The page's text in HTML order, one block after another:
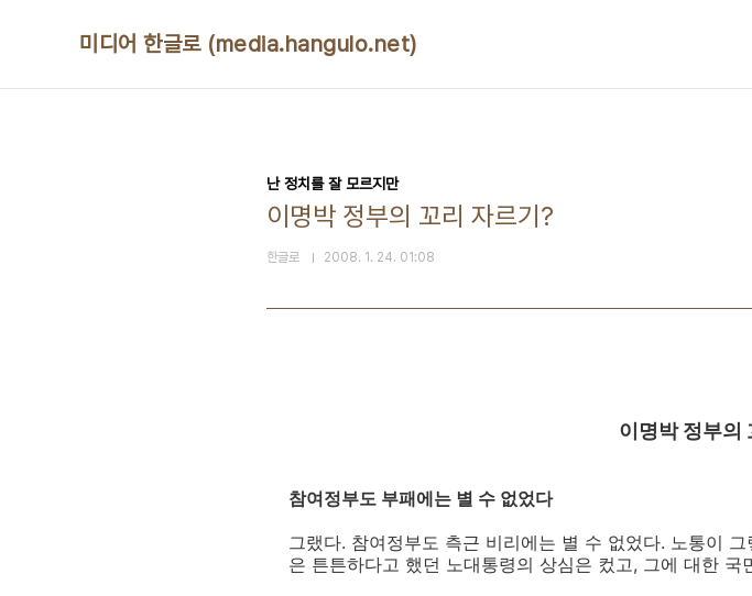
미디어 한글로 (media.hangulo.net)
난 정치를 잘 모르지만
이명박 정부의 꼬리 자르기?
한글로 2008. 1. 24. 01:08
이명박 정부의
참여정부도 부패에는 별 수 없었다
그랬다. 참여정부도 측근 비리에는 별 수 없었다. 노통이
은 튼튼하다고 했던 노대통령의 상심은 컸고, 그에 대한 국